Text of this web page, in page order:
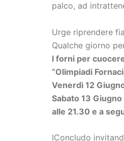
palco, ad
Urge riprendere
Qualche giorno
I forni per
“Olimpiadi
Venerdì 12
Sabato 13
alle 21.30 e a
IConcludo